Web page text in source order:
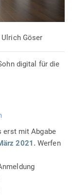
Ulrich Göser
digital für die
erst mit Abgabe
2021.Werfen